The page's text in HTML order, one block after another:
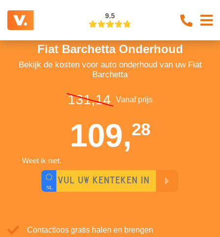
9.5
Fiat Barchetta Onderhoud
Bekijk de kosten voor auto onderhoud van uw Fiat
Barchetta
131,14 Vanaf prijs
109,28
Weet ik niet.
Contactloos gratis halen en brengen